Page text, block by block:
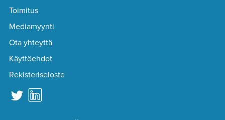
Toimitus
Mediamyynti
Ota yhteyttä
Käyttöehdot
Rekisteriseloste